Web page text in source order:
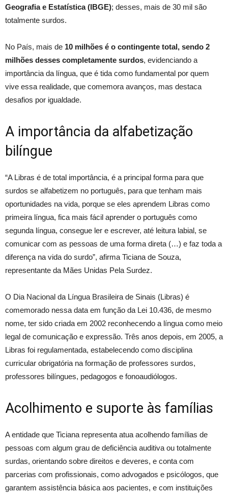
Geografia e Estatística (IBGE); desses, mais de 30 mil são
totalmente surdos.
No País, mais de 10 milhões é o contingente total, sendo 2
milhões desses completamente surdos, evidenciando a
importância da língua, que é tida como fundamental por quem
vive essa realidade, que comemora avanços, mas destaca
desafios por igualdade.
A importância da alfabetização
bilíngue
“A Libras é de total importância, é a principal forma para que
surdos se alfabetizem no português, para que tenham mais
oportunidades na vida, porque se eles aprendem Libras como
primeira língua, fica mais fácil aprender o português como
segunda língua, consegue ler e escrever, até leitura labial, se
comunicar com as pessoas de uma forma direta (…) e faz toda a
diferença na vida do surdo”, afirma Ticiana de Souza,
representante da Mães Unidas Pela Surdez.
O Dia Nacional da Língua Brasileira de Sinais (Libras) é
comemorado nessa data em função da Lei 10.436, de mesmo
nome, ter sido criada em 2002 reconhecendo a língua como meio
legal de comunicação e expressão. Três anos depois, em 2005, a
Libras foi regulamentada, estabelecendo como disciplina
curricular obrigatória na formação de professores surdos,
professores bilíngues, pedagogos e fonoaudiólogos.
Acolhimento e suporte às famílias
A entidade que Ticiana representa atua acolhendo famílias de
pessoas com algum grau de deficiência auditiva ou totalmente
surdas, orientando sobre direitos e deveres, e conta com
parcerias com profissionais, como advogados e psicólogos, que
garantem assistência básica aos pacientes, e com instituições